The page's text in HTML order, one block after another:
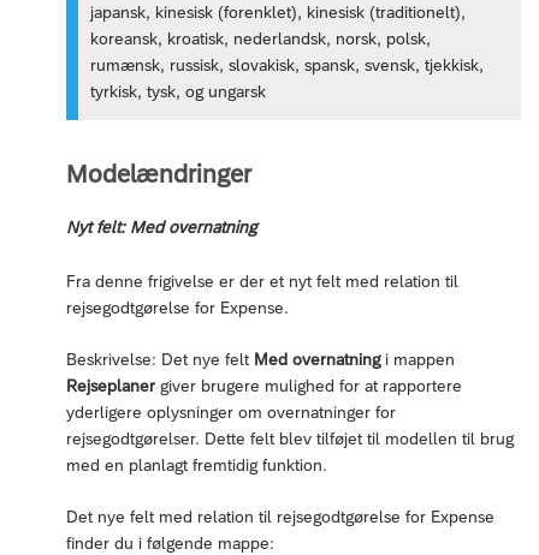
japansk, kinesisk (forenklet), kinesisk (traditionelt),
koreansk, kroatisk, nederlandsk, norsk, polsk,
rumænsk, russisk, slovakisk, spansk, svensk, tjekkisk,
tyrkisk, tysk, og ungarsk
Modelændringer
Nyt felt: Med overnatning
Fra denne frigivelse er der et nyt felt med relation til
rejsegodtgørelse for Expense.
Beskrivelse: Det nye felt Med overnatningi mappen
Rejseplaner giver brugere mulighed for at rapportere
yderligere oplysninger om overnatninger for
rejsegodtgørelser. Dette felt blev tilføjet til modellen til brug
med en planlagt fremtidig funktion.
Det nye felt med relation til rejsegodtgørelse for Expense
finder du i følgende mappe: